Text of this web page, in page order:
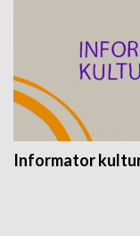
Informator